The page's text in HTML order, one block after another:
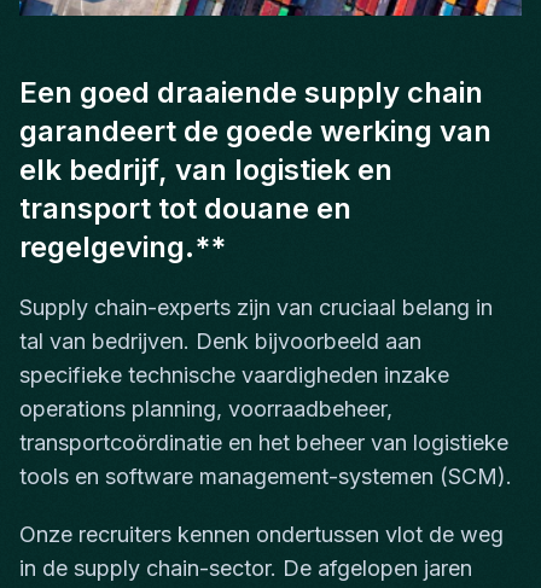
Een goed draaiende supply chain
garandeert de goede werking van
elk bedrijf, van logistiek en
transport tot douane en
regelgeving.**
Supply chain-experts zijn van cruciaal belang in
tal van bedrijven. Denk bijvoorbeeld aan
specifieke technische vaardigheden inzake
operations planning, voorraadbeheer,
transportcoördinatie en het beheer van logistieke
tools en software management-systemen (SCM).
Onze recruiters kennen ondertussen vlot de weg
in de supply chain-sector. De afgelopen jaren